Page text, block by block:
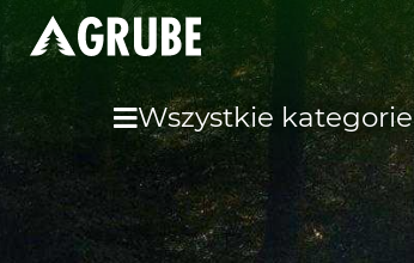
Wszystkie kategorie